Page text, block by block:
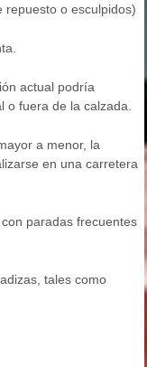
repuesto o esculpidos)
actual podría
o fuera de la calzada.
a menor, la
en una carretera
paradas frecuentes
tales como